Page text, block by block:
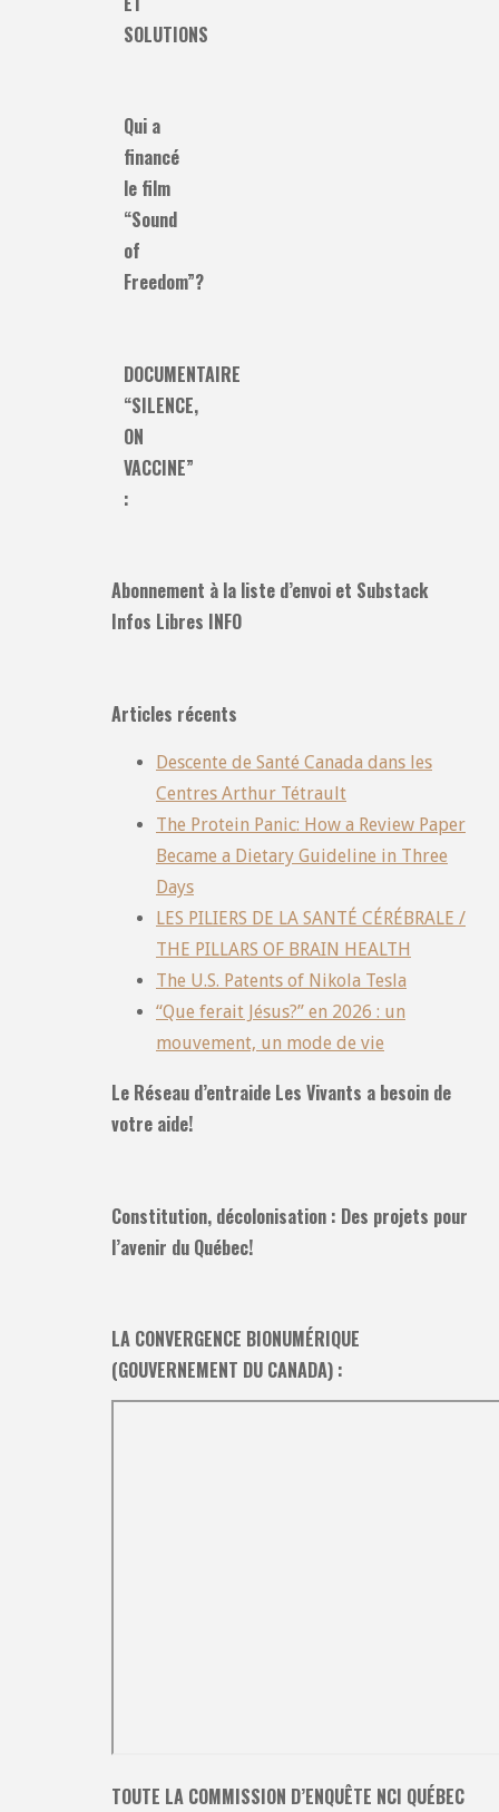
SOLUTIONS
Qui a
financé
le film
“Sound
of
Freedom”?
DOCUMENTAIRE
“SILENCE,
ON
VACCINE”
:
Abonnement à la liste d’envoi et Substack
Infos Libres INFO
Articles récents
Descente de Santé Canada dans les
Centres Arthur Tétrault
The Protein Panic: How a Review Paper
Became a Dietary Guideline in Three
Days
LES PILIERS DE LA SANTÉ CÉRÉBRALE /
THE PILLARS OF BRAIN HEALTH
The U.S. Patents of Nikola Tesla
“Que ferait Jésus?” en 2026 : un
mouvement, un mode de vie
Le Réseau d’entraide Les Vivants a besoin de
votre aide!
Constitution, décolonisation : Des projets pour
l’avenir du Québec!
LA CONVERGENCE BIONUMÉRIQUE
(GOUVERNEMENT DU CANADA) :
TOUTE LA COMMISSION D’ENQUÊTE NCI QUÉBEC